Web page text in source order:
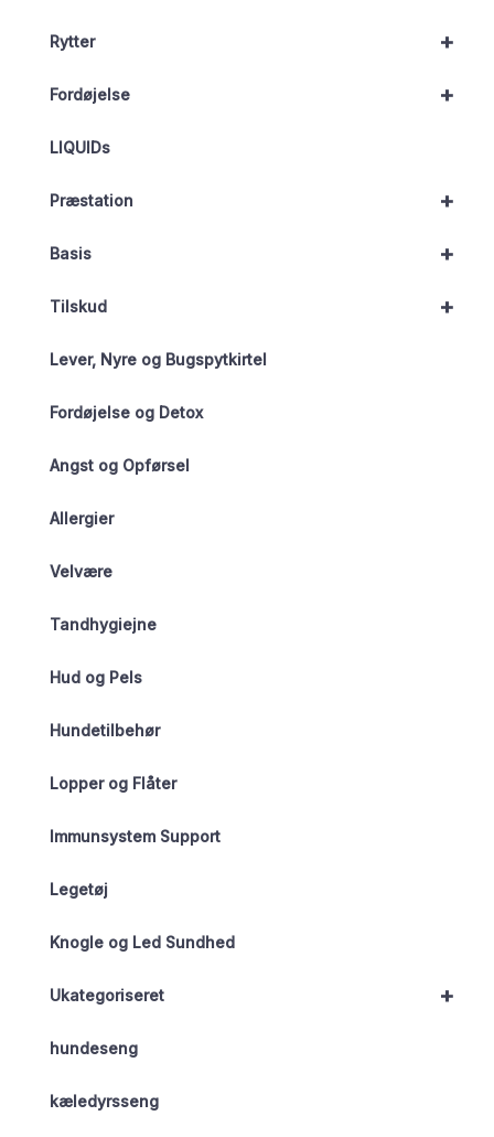
+
Rytter
+
Fordøjelse
LIQUIDs
+
Præstation
+
Basis
+
Tilskud
Lever, Nyre og Bugspytkirtel
Fordøjelse og Detox
Angst og Opførsel
Allergier
Velvære
Tandhygiejne
Hud og Pels
Hundetilbehør
Lopper og Flåter
Immunsystem Support
Legetøj
Knogle og Led Sundhed
+
Ukategoriseret
hundeseng
kæledyrsseng